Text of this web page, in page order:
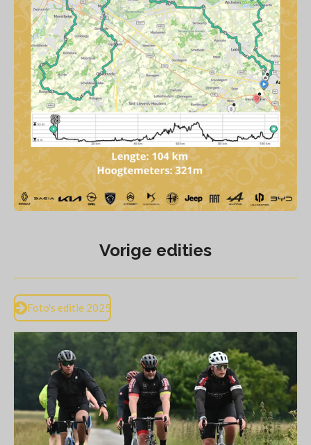
Vorige edities
Foto's editie 2025